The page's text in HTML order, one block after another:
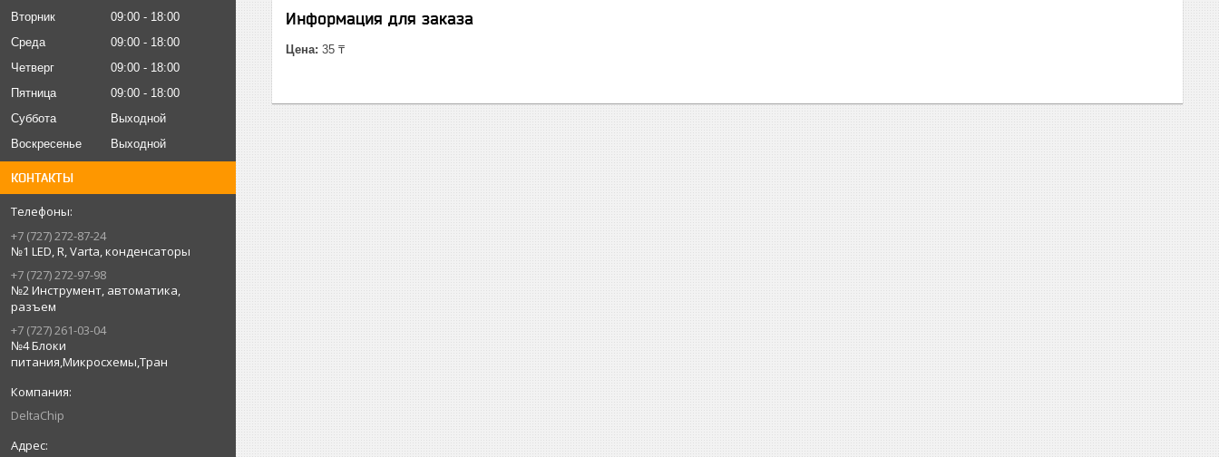
Вторник
09:00
18:00
Среда
09:00
18:00
Четверг
09:00
18:00
Пятница
09:00
18:00
Суббота
Выходной
Воскресенье
Выходной
КОНТАКТЫ
+7 (727) 272-87-24
№1 LED, R, Varta, конденсаторы
+7 (727) 272-97-98
№2 Инструмент, автоматика,
разъем
+7 (727) 261-03-04
№4 Блоки
питания,Микросхемы,Тран
DeltaChip
Информация для заказа
Цена: 35 ₸